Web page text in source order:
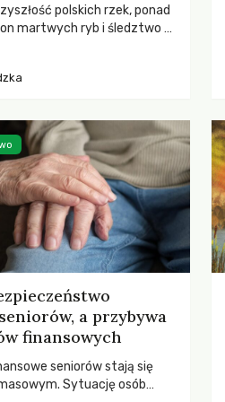
polskich rzek, ponad
martwych ryb i śledztwo z
by prace modernizacyjne
śmierci rzeki.
a przybywa
finansowych
seniorów stają się
Sytuację osób